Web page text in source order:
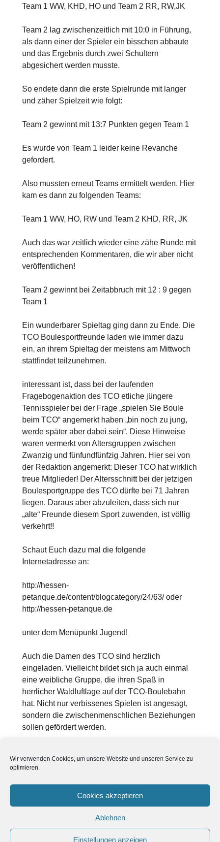
Wir verwenden Cookies, um unsere Website und unseren Service zu
optimieren.
Cookies akzeptieren
Ablehnen
Einstellungen anzeigen
Team 1 WW, KHD, HO und Team 2 RR, RW,JK
Team 2 lag zwischenzeitlich mit 10:0 in Führung,
als dann einer der Spieler ein bisschen abbaute
und das Ergebnis durch zwei Schultern
abgesichert werden musste.
So endete dann die erste Spielrunde mit langer
und zäher Spielzeit wie folgt:
Team 2 gewinnt mit 13:7 Punkten gegen Team 1
Es wurde von Team 1 leider keine Revanche
gefordert.
Also mussten erneut Teams ermittelt werden. Hier
kam es dann zu folgenden Teams:
Team 1 WW, HO, RW und Team 2 KHD, RR, JK
Auch das war zeitlich wieder eine zähe Runde mit
entsprechenden Kommentaren, die wir aber nicht
veröffentlichen!
Team 2 gewinnt bei Zeitabbruch mit 12 : 9 gegen
Team 1
Ein wunderbarer Spieltag ging dann zu Ende. Die
TCO Boulesportfreunde laden wie immer dazu
ein, an ihrem Spieltag der meistens am Mittwoch
stattfindet teilzunehmen.
interessant ist, dass bei der laufenden
Fragebogenaktion des TCO etliche jüngere
Tennisspieler bei der Frage „spielen Sie Boule
beim TCO“ angemerkt haben „bin noch zu jung,
werde später aber dabei sein“. Diese Hinweise
waren vermerkt von Altersgruppen zwischen
Zwanzig und fünfundfünfzig Jahren. Hier sei von
der Redaktion angemerkt: Dieser TCO hat wirklich
treue Mitglieder! Der Altersschnitt bei der jetzigen
Boulesportgruppe des TCO dürfte bei 71 Jahren
liegen. Daraus aber abzuleiten, dass sich nur
„alte“ Freunde diesem Sport zuwenden, ist völlig
verkehrt!!
Schaut Euch dazu mal die folgende
Internetadresse an:
http://hessen-
petanque.de/content/blogcategory/24/63/ oder
http://hessen-petanque.de
unter dem Menüpunkt Jugend!
Auch die Damen des TCO sind herzlich
eingeladen. Vielleicht bildet sich ja auch einmal
eine weibliche Gruppe, die ihren Spaß in
herrlicher Waldluftlage auf der TCO-Boulebahn
hat. Nicht nur verbissenes Spielen ist angesagt,
sondern die zwischenmenschlichen Beziehungen
sollen gefördert werden.